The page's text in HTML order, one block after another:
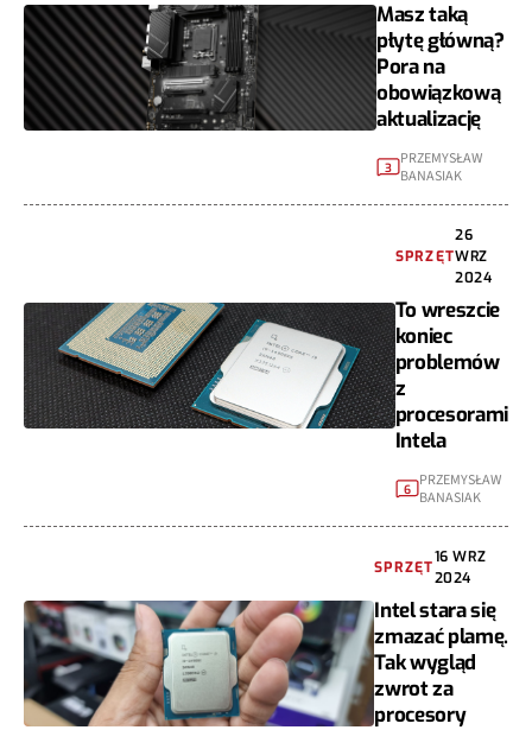
Masz taką
płytę główną?
Pora na
obowiązkową
aktualizację
3 PRZEMYSŁAW
BANASIAK
SPRZĘT
26
WRZ
2024
To wreszcie
koniec
problemów
z
procesorami
Intela
6 PRZEMYSŁAW
BANASIAK
SPRZĘT
16 WRZ
2024
Intel stara się
zmazać plamę.
Tak wygląd
zwrot za
procesory